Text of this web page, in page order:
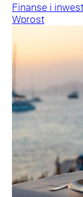
Finanse i
Wprost